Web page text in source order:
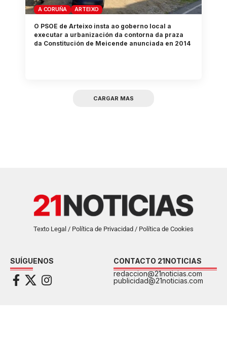
A CORUÑA ARTEIXO
O PSOE de Arteixo insta ao goberno local a
executar a urbanización da contorna da praza
da Constitución de Meicende anunciada en 2014
CARGAR MAS
Texto Legal / Política de Privacidad / Política de Cookies
SUÍGUENOS
CONTACTO 21NOTICIAS
redaccion@21noticias.com
publicidad@21noticias.com